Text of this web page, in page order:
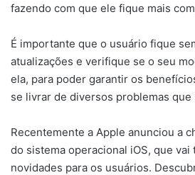
fazendo com que ele fique mais
É importante que o usuário fique
atualizações e verifique se o seu
ela, para poder garantir os
se livrar de diversos problemas
Recentemente a Apple anunciou a
do sistema operacional iOS, que vai
novidades para os usuários.